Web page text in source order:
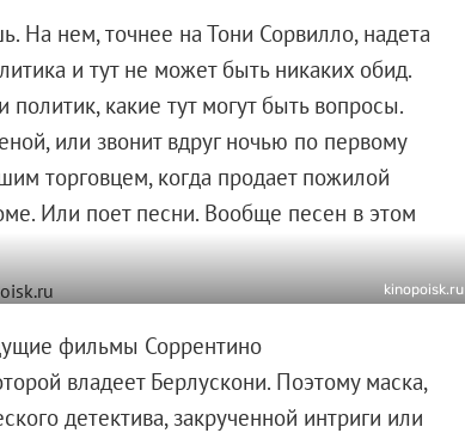
На нем, точнее на Тони Сорвилло, надета
и тут не может быть никаких обид.
какие тут могут быть вопросы.
или звонит вдруг ночью по первому
торговцем, когда продает пожилой
Или поет песни. Вообще песен в этом
kinopoisk.ru
фильмы Соррентино
владеет Берлускони. Поэтому маска,
детектива, закрученной интриги или